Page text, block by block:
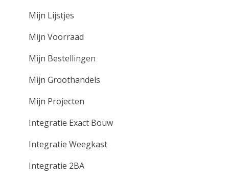
Bestellingen ontvangen
Integratie Exact Online
VMI Services
Instructie video's
Mijn Lijstjes
Mijn Voorraad
Mijn Bestellingen
Mijn Groothandels
Mijn Projecten
Integratie Exact Bouw
Integratie Weegkast
Integratie 2BA